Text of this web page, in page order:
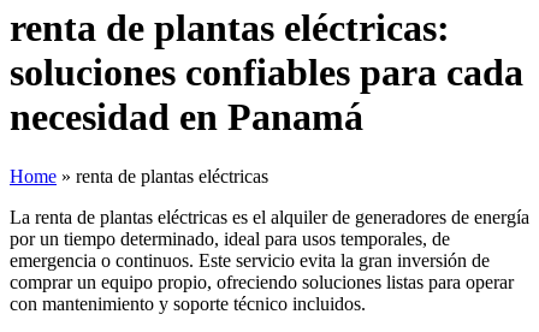
renta de plantas eléctricas:
soluciones confiables para cada
necesidad en Panamá
Home » renta de plantas eléctricas
La renta de plantas eléctricas es el alquiler de generadores de energía
por un tiempo determinado, ideal para usos temporales, de
emergencia o continuos. Este servicio evita la gran inversión de
comprar un equipo propio, ofreciendo soluciones listas para operar
con mantenimiento y soporte técnico incluidos.